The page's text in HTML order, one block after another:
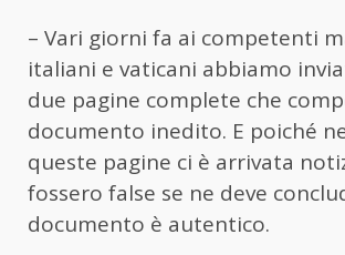
– Vari giorni fa ai competenti
italiani e vaticani abbiamo
due pagine complete che
documento inedito. E poiché
queste pagine ci è arrivata
fossero false se ne deve
documento è autentico.